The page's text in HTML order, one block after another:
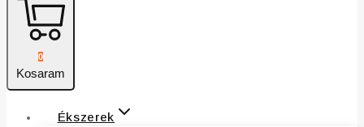
0
Kosaram
Ékszerek